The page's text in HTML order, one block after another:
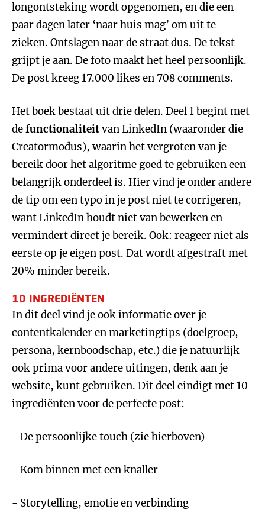
longontsteking wordt opgenomen, en die een
paar dagen later ‘naar huis mag’ om uit te
zieken. Ontslagen naar de straat dus. De tekst
grijpt je aan. De foto maakt het heel persoonlijk.
De post kreeg 17.000 likes en 708 comments.
Het boek bestaat uit drie delen. Deel 1 begint met
defunctionaliteitvan LinkedIn (waaronder die
Creatormodus), waarin het vergroten van je
bereik door het algoritme goed te gebruiken een
belangrijk onderdeel is. Hier vind je onder andere
de tip om een typo in je post niet te corrigeren,
want LinkedIn houdt niet van bewerken en
vermindert direct je bereik. Ook: reageer niet als
eerste op je eigen post. Dat wordt afgestraft met
20% minder bereik.
10 INGREDIËNTEN
In dit deel vind je ook informatie over je
contentkalender en marketingtips (doelgroep,
persona, kernboodschap, etc.) die je natuurlijk
ook prima voor andere uitingen, denk aan je
website, kunt gebruiken. Dit deel eindigt met 10
ingrediënten voor de perfecte post:
- De persoonlijke touch (zie hierboven)
- Kom binnen met een knaller
- Storytelling, emotie en verbinding